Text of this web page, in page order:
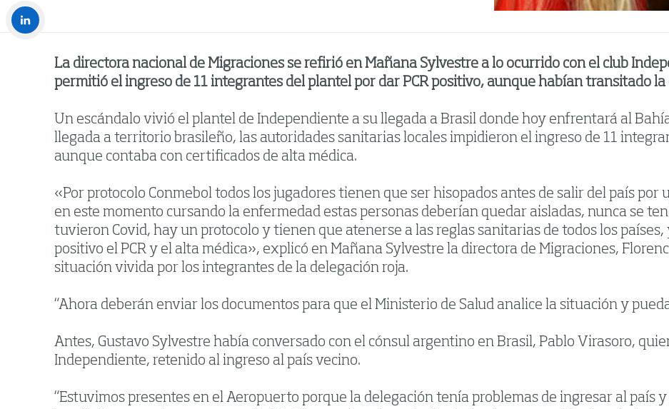
La directora nacional de Migraciones se refirió en Mañana Sylvestre a lo ocurrido con el club
permitió el ingreso de 11 integrantes del plantel por dar PCR positivo, aunque habían transitado
Un escándalo vivió el plantel de Independiente a su llegada a Brasil donde hoy enfrentará al
llegada a territorio brasileño, las autoridades sanitarias locales impidieron el ingreso de 11
aunque contaba con certificados de alta médica.
«Por protocolo Conmebol todos los jugadores tienen que ser hisopados antes de salir del país
en este momento cursando la enfermedad estas personas deberían quedar aisladas, nunca se
tuvieron Covid, hay un protocolo y tienen que atenerse a las reglas sanitarias de todos los
positivo el PCR y el alta médica», explicó en Mañana Sylvestre la directora de Migraciones,
situación vivida por los integrantes de la delegación roja.
“Ahora deberán enviar los documentos para que el Ministerio de Salud analice la situación y
Antes, Gustavo Sylvestre había conversado con el cónsul argentino en Brasil, Pablo Virasoro,
Independiente, retenido al ingreso al país vecino.
“Estuvimos presentes en el Aeropuerto porque la delegación tenía problemas de ingresar al país
WhatsApp